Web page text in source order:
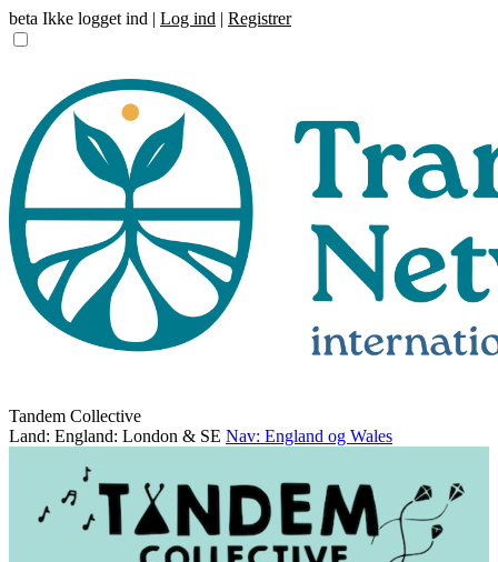
beta Ikke logget ind | Log ind | Registrer
Tandem Collective
Land: England: London & SE Nav: England og Wales